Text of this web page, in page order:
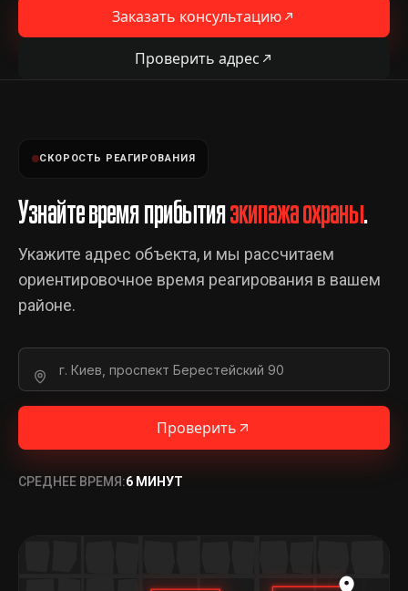
Заказать консультацию
Проверить адрес
СКОРОСТЬ РЕАГИРОВАНИЯ
Узнайте время прибытияэкипажа охраны.
Укажите адрес объекта, и мы рассчитаем
ориентировочное время реагирования в вашем
районе.
Проверить
СРЕДНЕЕ ВРЕМЯ:6 МИНУТ